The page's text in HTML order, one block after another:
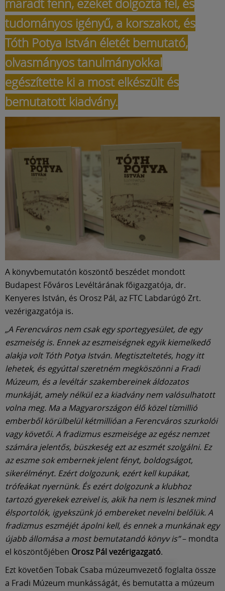
maradt fenn, ezeket dolgozta fel, és
tudományos igényű, a korszakot, és
Tóth Potya István életét bemutató,
olvasmányos tanulmányokkal
egészítette ki a most elkészült és
bemutatott kiadvány.
A könyvbemutatón köszöntő beszédet mondott
Budapest Főváros Levéltárának főigazgatója, dr.
Kenyeres István, és Orosz Pál, az FTC Labdarúgó Zrt.
vezérigazgatója is.
„A Ferencváros nem csak egy sportegyesület, de egy
eszmeiség is. Ennek az eszmeiségnek egyik kiemelkedő
alakja volt Tóth Potya István. Megtiszteltetés, hogy itt
lehetek, és egyúttal szeretném megköszönni a Fradi
Múzeum, és a levéltár szakembereinek áldozatos
munkáját, amely nélkül ez a kiadvány nem valósulhatott
volna meg. Ma a Magyarországon élő közel tízmillió
emberből körülbelül kétmillióan a Ferencváros szurkolói
vagy követői. A fradizmus eszmeisége az egész nemzet
számára jelentős, büszkeség ezt az eszmét szolgálni. Ez
az eszme sok embernek jelent fényt, boldogságot,
sikerélményt. Ezért dolgozunk, ezért kell kupákat,
trófeákat nyernünk. És ezért dolgozunk a klubhoz
tartozó gyerekek ezreivel is, akik ha nem is lesznek mind
élsportolók, igyekszünk jó embereket nevelni belőlük. A
fradizmus eszméjét ápolni kell, és ennek a munkának egy
újabb állomása a most bemutatandó könyv is”– mondta
el köszöntőjében Orosz Pál vezérigazgató.
Ezt követően Tobak Csaba múzeumvezető foglalta össze
a Fradi Múzeum munkásságát, és bemutatta a múzeum